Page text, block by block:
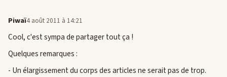
Piwaï4 août 2011 à 14:21
Cool, c'est sympa de partager tout ça !
Quelques remarques :
- Un élargissement du corps des articles ne serait pas de trop.